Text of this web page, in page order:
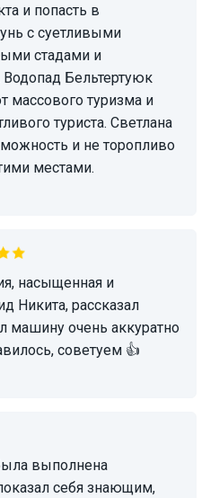
и попасть в
с суетливыми
стадами и
Бельтертуюк
массового туризма и
туриста. Светлана
и не торопливо
местами.
Никита, рассказал
машину очень аккуратно
советуем 👍
себя знающим,